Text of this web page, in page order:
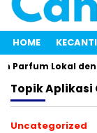
HOME
Parfum Lokal
TopikAplikasi
Uncategorized